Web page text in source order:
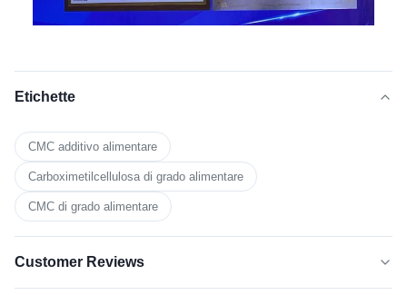
Etichette
CMC additivo alimentare
Carboximetilcellulosa di grado alimentare
CMC di grado alimentare
Customer Reviews